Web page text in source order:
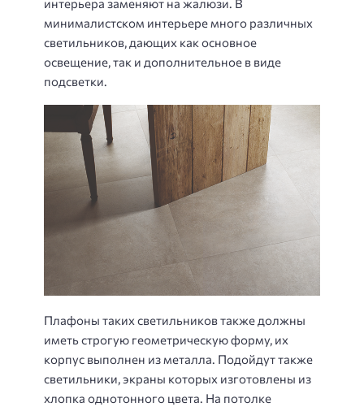
интерьера заменяют на жалюзи. В
минималистском интерьере много различных
светильников, дающих как основное
освещение, так и дополнительное в виде
подсветки.
Плафоны таких светильников также должны
иметь строгую геометрическую форму, их
корпус выполнен из металла. Подойдут также
светильники, экраны которых изготовлены из
хлопка однотонного цвета. На потолке